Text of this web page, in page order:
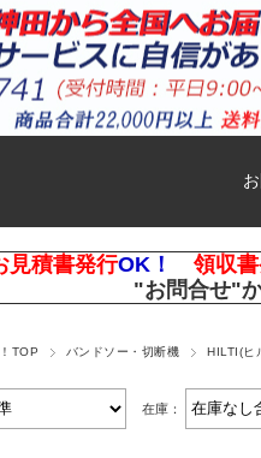
見積書発行OK！ 領収
"お問合せ"
TOP バンドソー・切断機 HILTI(ヒ
在庫：